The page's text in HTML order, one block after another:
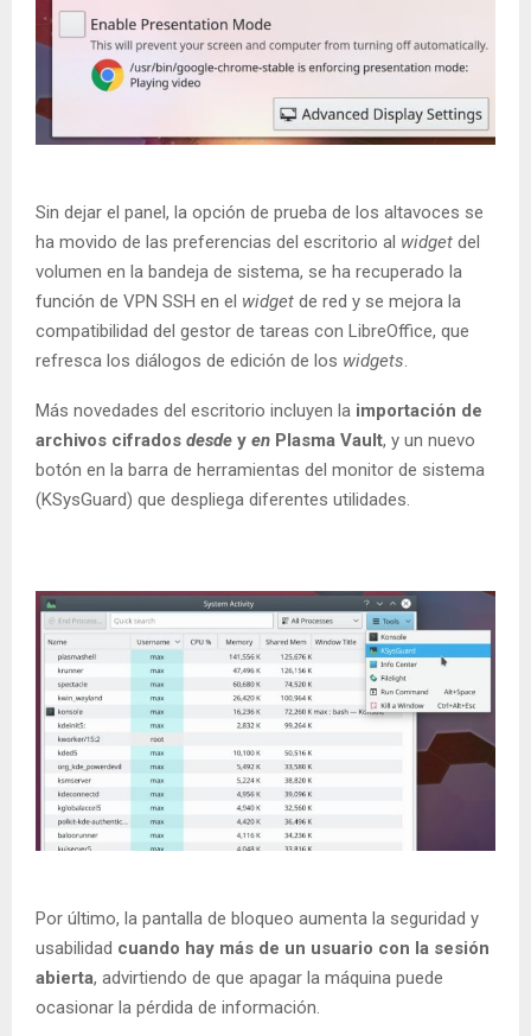
Sin dejar el panel, la opción de prueba de los altavoces se
ha movido de las preferencias del escritorio al widget del
volumen en la bandeja de sistema, se ha recuperado la
función de VPN SSH en el widget de red y se mejora la
compatibilidad del gestor de tareas con LibreOffice, que
refresca los diálogos de edición de los widgets.
Más novedades del escritorio incluyen la importación de
archivos cifrados desde y en Plasma Vault, y un nuevo
botón en la barra de herramientas del monitor de sistema
(KSysGuard) que despliega diferentes utilidades.
Por último, la pantalla de bloqueo aumenta la seguridad y
usabilidad cuando hay más de un usuario con la sesión
abierta, advirtiendo de que apagar la máquina puede
ocasionar la pérdida de información.